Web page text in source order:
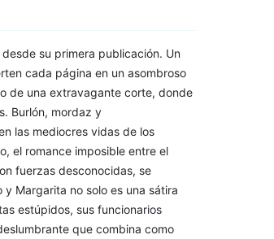
su primera publicación. Un
cada página en un asombroso
de una extravagante corte, donde
Burlón, mordaz y
las mediocres vidas de los
el romance imposible entre el
fuerzas desconocidas, se
Margarita no solo es una sátira
estúpidos, sus funcionarios
que combina como